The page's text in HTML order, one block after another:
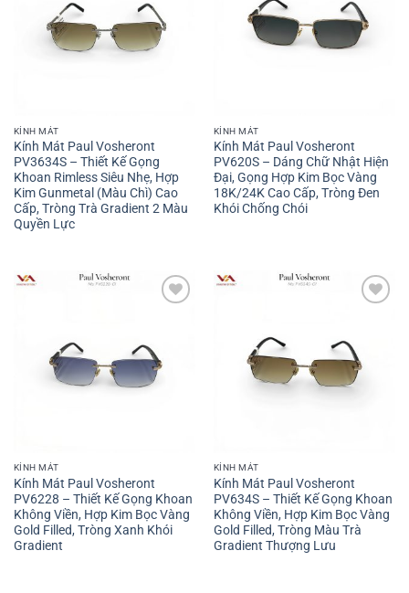
KÍNH MÁT
Kính Mát Paul Vosheront
PV3634S – Thiết Kế Gọng
Khoan Rimless Siêu Nhẹ, Hợp
Kim Gunmetal (Màu Chì) Cao
Cấp, Tròng Trà Gradient 2 Màu
Quyền Lực
KÍNH MÁT
Kính Mát Paul Vosheront
PV620S – Dáng Chữ Nhật Hiện
Đại, Gọng Hợp Kim Bọc Vàng
18K/24K Cao Cấp, Tròng Đen
Khói Chống Chói
KÍNH MÁT
Kính Mát Paul Vosheront
PV6228 – Thiết Kế Gọng Khoan
Không Viền, Hợp Kim Bọc Vàng
Gold Filled, Tròng Xanh Khói
Gradient
KÍNH MÁT
Kính Mát Paul Vosheront
PV634S – Thiết Kế Gọng Khoan
Không Viền, Hợp Kim Bọc Vàng
Gold Filled, Tròng Màu Trà
Gradient Thượng Lưu